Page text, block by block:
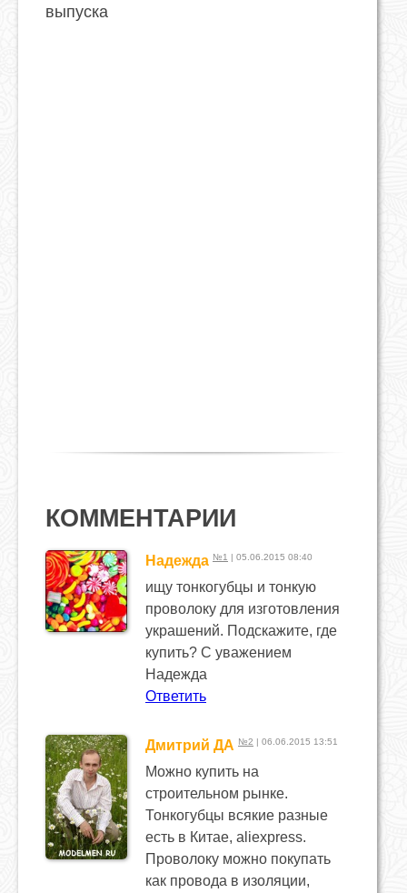
выпуска
КОММЕНТАРИИ
Надежда №1 | 05.06.2015 08:40
ищу тонкогубцы и тонкую
проволоку для изготовления
украшений. Подскажите, где
купить? С уважением
Надежда
Ответить
Дмитрий ДА №2 | 06.06.2015 13:51
Можно купить на
строительном рынке.
Тонкогубцы всякие разные
есть в Китае, aliexpress.
Проволоку можно покупать
как провода в изоляции,